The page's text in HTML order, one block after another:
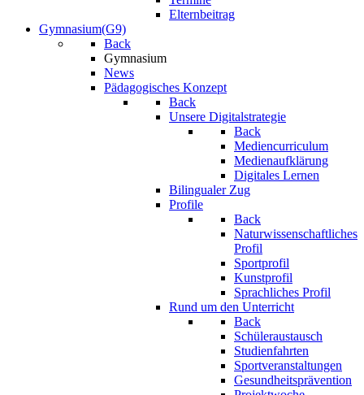
Elternbeitrag
Gymnasium(G9)
Back
Gymnasium
News
Pädagogisches Konzept
Back
Unsere Digitalstrategie
Back
Mediencurriculum
Medienaufklärung
Digitales Lernen
Bilingualer Zug
Profile
Back
Naturwissenschaftliches
Profil
Sportprofil
Kunstprofil
Sprachliches Profil
Rund um den Unterricht
Back
Schüleraustausch
Studienfahrten
Sportveranstaltungen
Gesundheitsprävention